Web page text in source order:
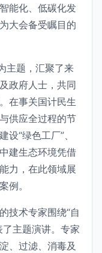
能化、低碳化发
大会备受瞩目的
主题，汇聚了来
政府人士，共同
在事关国计民生
供应全过程的节
“绿色工厂”、
建生态环境凭借
力，在此领域展
例。
技术专家围绕“自
主题演讲。专家
、过滤、消毒及